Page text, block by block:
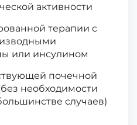
активности
терапии с
или инсулином
почечной
необходимости
случаев)